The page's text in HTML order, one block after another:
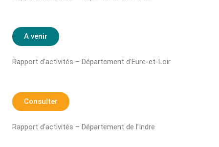
A venir
Rapport d’activités – Département d’Eure-et-Loir
Consulter
Rapport d’activités – Département de l’Indre